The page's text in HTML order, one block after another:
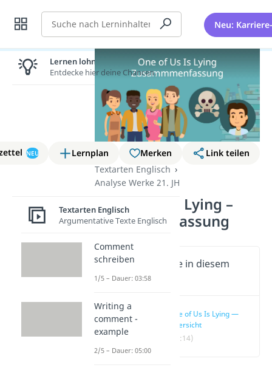
Suche Neu:
NEU Lernplan Merken
Link teilen
Textarten Englisch
Analyse Werke 21. JH
One of Us Is Lying –
Zusammenfassung
Wichtige Inhalte in diesem
Video
One of Us Is Lying —
Übersicht
(00:14)
Lernen lohnt sich!
Entdecke hier deine Chancen.
Textarten Englisch
Argumentative Texte Englisch
Comment
schreiben
1/5 – Dauer: 03:58
Writing a
comment -
example
2/5 – Dauer: 05:00